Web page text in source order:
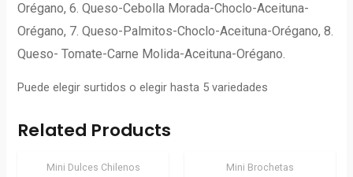
Orégano, 6. Queso-Cebolla Morada-Choclo-Aceituna-
Orégano, 7. Queso-Palmitos-Choclo-Aceituna-Orégano, 8.
Queso- Tomate-Carne Molida-Aceituna-Orégano.
Puede elegir surtidos o elegir hasta 5 variedades
Related Products
Mini Dulces Chilenos Mini Brochetas